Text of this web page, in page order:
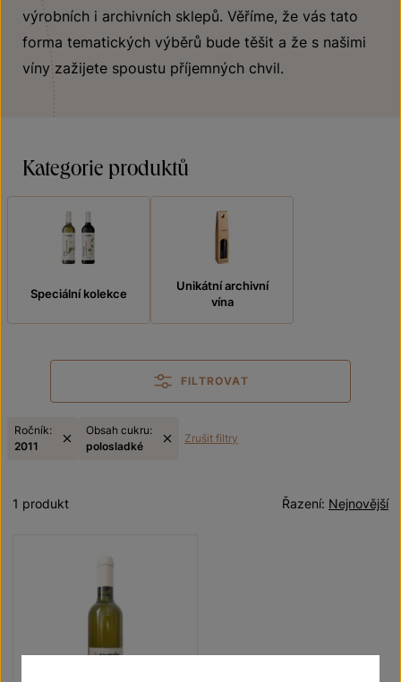
výrobních i archivních sklepů. Věříme, že vás tato
forma tematických výběrů bude těšit a že s našimi
víny zažijete spoustu příjemných chvil.
Kategorie produktů
Speciální kolekce
Unikátní archivní
vína
FILTROVAT
Ročník:
2011
Obsah cukru:
polosladké
Zrušit filtry
Nejnovější
Řazení:
1 produkt